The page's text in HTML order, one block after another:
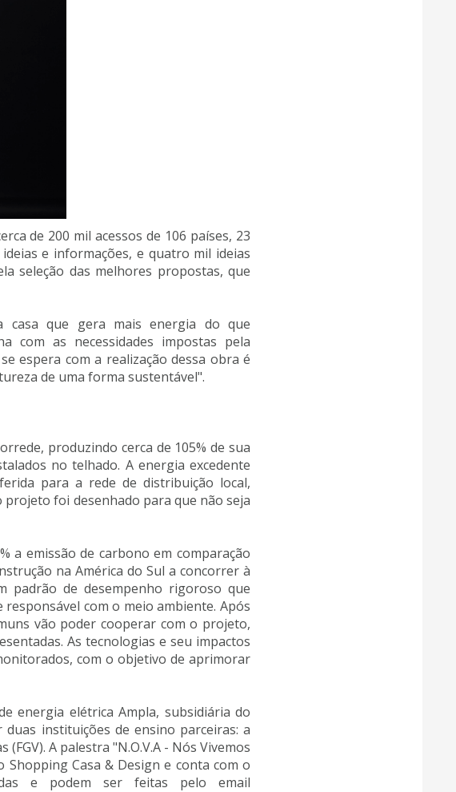
de 200 mil acessos de 106 países, 23
e informações, e quatro mil ideias
seleção das melhores propostas, que
que gera mais energia do que
com as necessidades impostas pela
espera com a realização dessa obra é
de uma forma sustentável".
produzindo cerca de 105% de sua
no telhado. A energia excedente
para a rede de distribuição local,
foi desenhado para que não seja
a emissão de carbono em comparação
na América do Sul a concorrer à
padrão de desempenho rigoroso que
com o meio ambiente. Após
vão poder cooperar com o projeto,
As tecnologias e seu impactos
com o objetivo de aprimorar
energia elétrica Ampla, subsidiária do
instituições de ensino parceiras: a
A palestra "N.O.V.A - Nós Vivemos
Casa & Design e conta com o
e podem ser feitas pelo email